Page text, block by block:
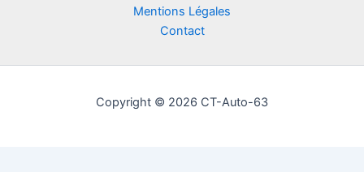
Mentions Légales
Contact
Copyright © 2026 CT-Auto-63